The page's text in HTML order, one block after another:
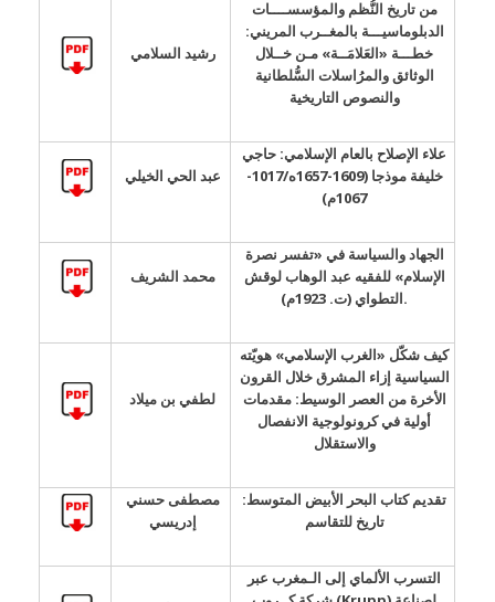
رشيد السلامي
من تاريخ النُّظم والمؤسســــات
الدبلوماسيـــة بالمغــرب المريني:
خطـــة «العَلامَــة» مـن خــلال
الوثائق والمرُاسلات السُّلطانية
والنصوص التاريخية
عبد الحي الخيلي
علاء الإصلاح بالعام الإسلامي: حاجي
خليفة موذجا (1609-1657ه/1017-
1067م)
محمد الشريف
الجهاد والسياسة في «تفسر نصرة
الإسلام» للفقيه عبد الوهاب لوقش
التطواي (ت. 1923م).
لطفي بن ميلاد
كيف شكّل «الغرب الإسلامي» هويّته
السياسية إزاء المشرق خلال القرون
الأخرة من العصر الوسيط: مقدمات
أولية في كرونولوجية الانفصال
والاستقلال
مصطفى حسني
إدريسي
تقديم كتاب البحر الأبيض المتوسط:
تاريخ للتقاسم
التسرب الألماي إلى الـمغرب عبر